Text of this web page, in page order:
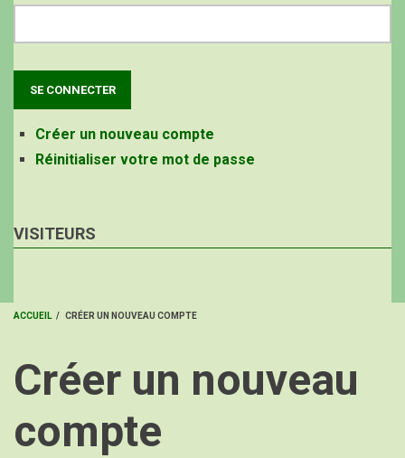
Créer un nouveau compte
Réinitialiser votre mot de passe
VISITEURS
D'ARIANE
ACCUEIL / CRÉER UN NOUVEAU COMPTE
Créer un nouveau
compte